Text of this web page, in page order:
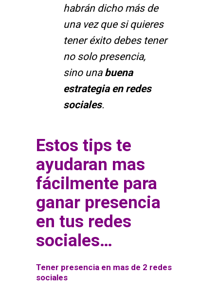
habrán dicho más de
una vez que si quieres
tener éxito debes tener
no solo presencia,
sino una buena
estrategia en redes
sociales.
Estos tips te
ayudaran mas
fácilmente para
ganar presencia
en tus redes
sociales…
Tener presencia en mas de 2 redes
sociales